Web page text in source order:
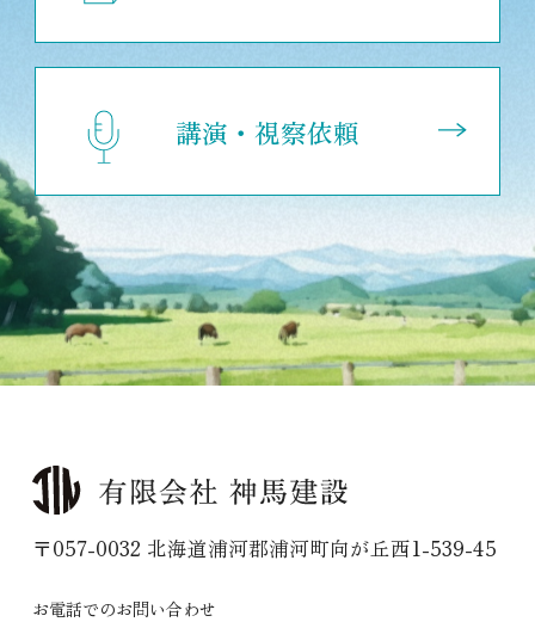
講演・視察依頼
〒057-0032 北海道浦河郡浦河町向が丘西1-539-45
お電話でのお問い合わせ